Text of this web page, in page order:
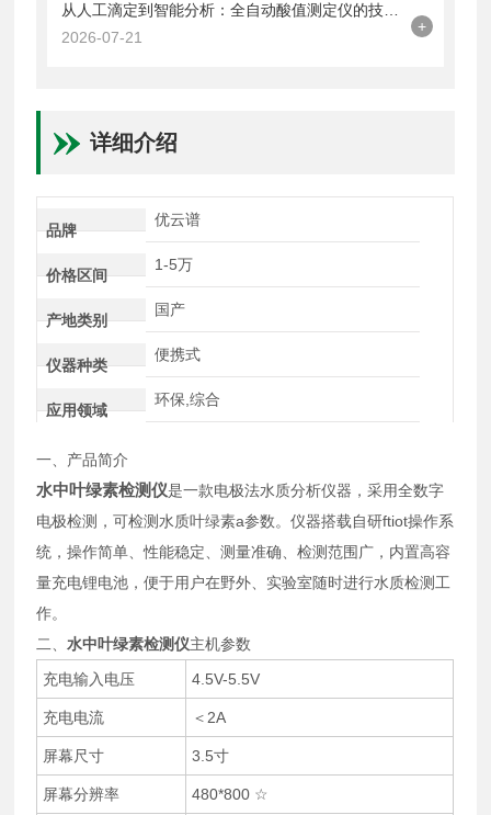
从人工滴定到智能分析：全自动酸值测定仪的技术升级与品牌选择指南
2026-07-21
+
详细介绍
品牌
优云谱
价格区间
1-5万
产地类别
国产
仪器种类
便携式
应用领域
环保,综合
一、产品简介
水中叶绿素检测仪是一款电极法水质分析仪器，采用全数字
电极检测，可检测水质叶绿素a参数。仪器搭载自研ftiot操作系
统，操作简单、性能稳定、测量准确、检测范围广，内置高容
量充电锂电池，便于用户在野外、实验室随时进行水质检测工
作。
二、水中叶绿素检测仪主机参数
充电输入电压
4.5V-5.5V
充电电流 ＜2A
屏幕尺寸 3.5寸
屏幕分辨率 480*800 ☆